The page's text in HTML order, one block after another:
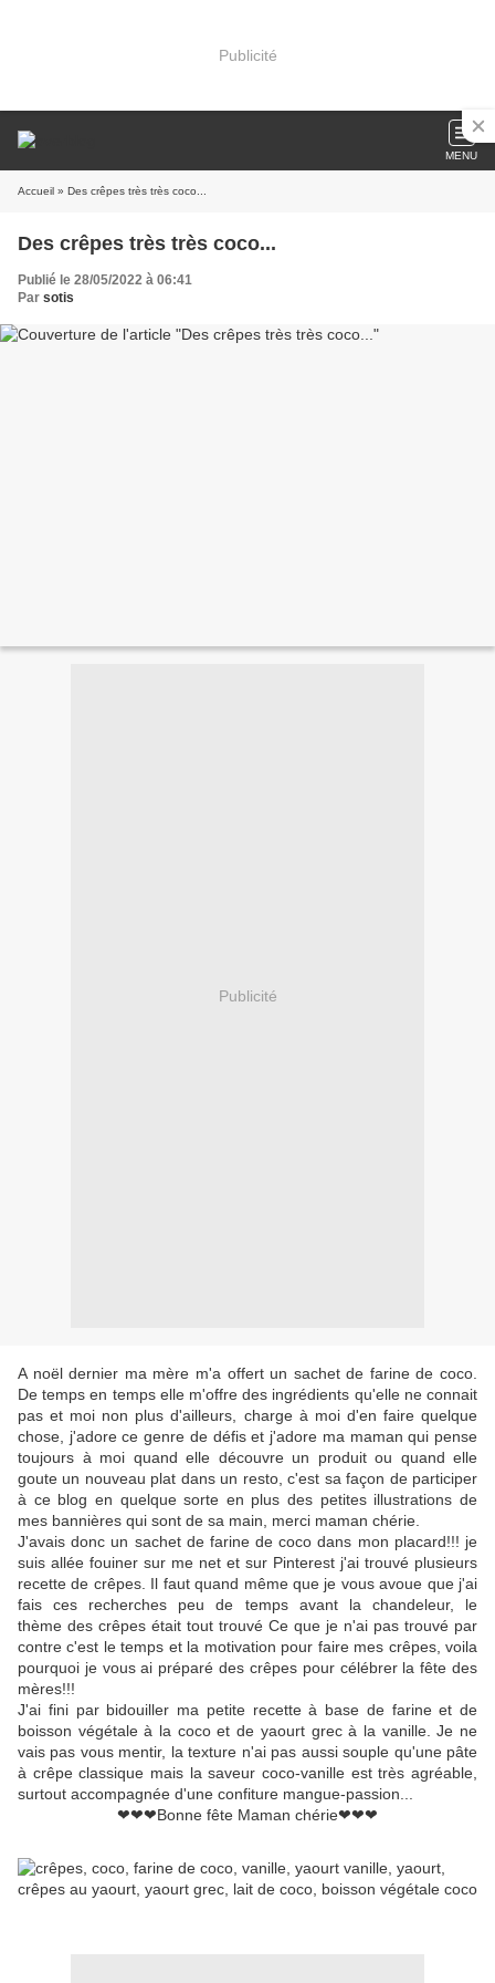
Publicité
MENU
Accueil » Des crêpes très très coco...
Des crêpes très très coco...
Publié le 28/05/2022 à 06:41
Par sotis
Publicité
A noël dernier ma mère m'a offert un sachet de farine de coco.
De temps en temps elle m'offre des ingrédients qu'elle ne connait
pas et moi non plus d'ailleurs, charge à moi d'en faire quelque
chose, j'adore ce genre de défis et j'adore ma maman qui pense
toujours à moi quand elle découvre un produit ou quand elle
goute un nouveau plat dans un resto, c'est sa façon de participer
à ce blog en quelque sorte en plus des petites illustrations de
mes bannières qui sont de sa main, merci maman chérie.
J'avais donc un sachet de farine de coco dans mon placard!!! je
suis allée fouiner sur me net et sur Pinterest j'ai trouvé plusieurs
recette de crêpes. Il faut quand même que je vous avoue que j'ai
fais ces recherches peu de temps avant la chandeleur, le
thème des crêpes était tout trouvé Ce que je n'ai pas trouvé par
contre c'est le temps et la motivation pour faire mes crêpes, voila
pourquoi je vous ai préparé des crêpes pour célébrer la fête des
mères!!!
J'ai fini par bidouiller ma petite recette à base de farine et de
boisson végétale à la coco et de yaourt grec à la vanille. Je ne
vais pas vous mentir, la texture n'ai pas aussi souple qu'une pâte
à crêpe classique mais la saveur coco-vanille est très agréable,
surtout accompagnée d'une confiture mangue-passion...
❤❤❤Bonne fête Maman chérie❤❤❤